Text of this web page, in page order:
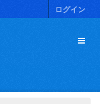
ログイン